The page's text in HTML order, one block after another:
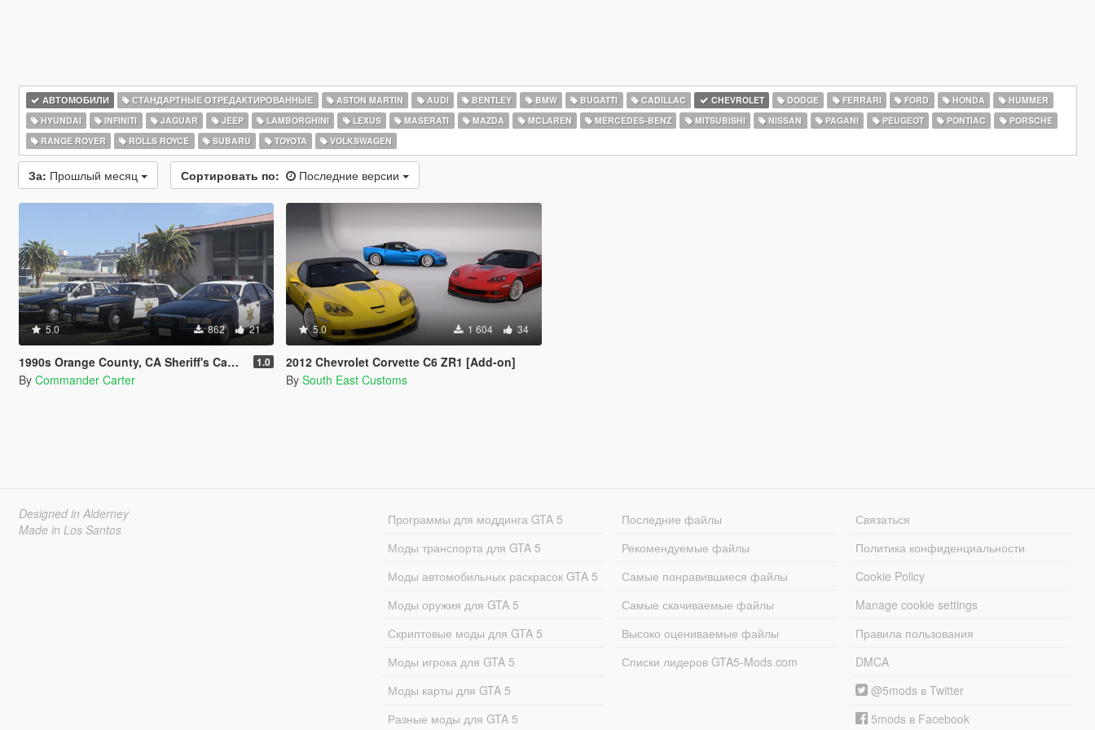
АВТОМОБИЛИ СТАНДАРТНЫЕ ОТРЕДАКТИРОВАННЫЕ ASTON MARTIN AUDI BENTLEY BMW BUGATTI CADILLAC CHEVROLET DODGE FERRARI FORD HONDA
HUMMER
HYUNDAI
INFINITI JAGUAR JEEP LAMBORGHINI LEXUS MASERATI MAZDA MCLAREN MERCEDES-BENZ MITSUBISHI NISSAN PAGANI PEUGEOT PONTIAC
PORSCHE
RANGE ROVER
ROLLS ROYCE SUBARU TOYOTA VOLKSWAGEN
За: Прошлый месяц Сортировать по: Последние версии
5.0 862 21
1990s Orange County, CA Sheriff's Caprice Minipack 1.0
By Commander Carter
5.0 1 604 34
2012 Chevrolet Corvette C6 ZR1 [Add-on]
By South East Customs
Designed in Alderney
Made in Los Santos
Программы для моддинга GTA 5
Моды транспорта для GTA 5
Моды автомобильных раскрасок GTA 5
Моды оружия для GTA 5
Скриптовые моды для GTA 5
Моды игрока для GTA 5
Моды карты для GTA 5
Разные моды для GTA 5
Последние файлы
Рекомендуемые файлы
Самые понравившиеся файлы
Самые скачиваемые файлы
Высоко оцениваемые файлы
Списки лидеров GTA5-Mods.com
Связаться
Политика конфиденциальности
Cookie Policy
Manage cookie settings
Правила пользования
DMCA
@5mods в Twitter
5mods в Facebook